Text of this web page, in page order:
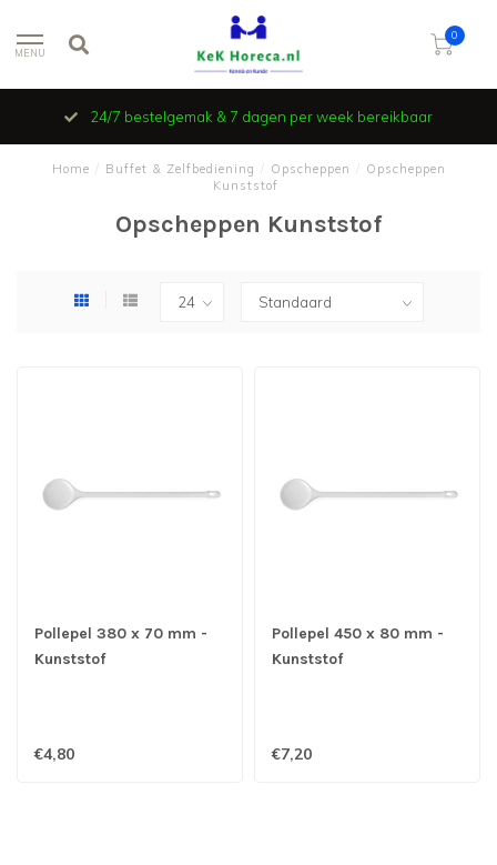
MENU
0
24/7 bestelgemak & 7 dagen per week bereikbaar
Home Buffet & Zelfbediening Opscheppen
Opscheppen
Kunststof
Opscheppen Kunststof
Pollepel 380 x 70 mm -
Kunststof
€4,80
Pollepel 450 x 80 mm -
Kunststof
€7,20